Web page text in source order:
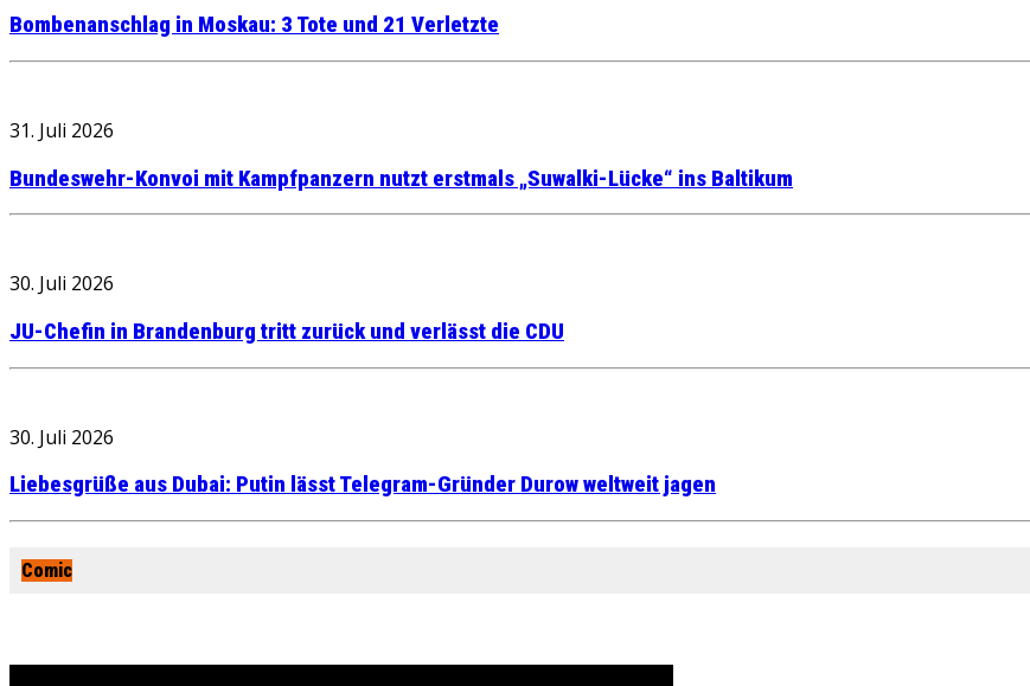
Bombenanschlag in Moskau: 3 Tote und 21 Verletzte
31. Juli 2026
Bundeswehr-Konvoi mit Kampfpanzern nutzt erstmals „Suwalki-Lücke“ ins Baltikum
30. Juli 2026
JU-Chefin in Brandenburg tritt zurück und verlässt die CDU
30. Juli 2026
Liebesgrüße aus Dubai: Putin lässt Telegram-Gründer Durow weltweit jagen
Comic